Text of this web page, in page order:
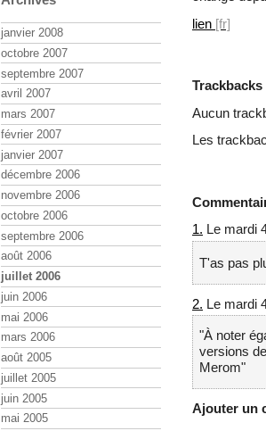
lien
Trackbacks
Aucun
Les
1. Le mardi
T'as pas
2. Le mardi
"À noter
versions
Merom"
Ajouter un
janvier 2008
octobre 2007
septembre 2007
avril 2007
mars 2007
février 2007
janvier 2007
décembre 2006
novembre 2006
octobre 2006
septembre 2006
août 2006
juillet 2006
juin 2006
mai 2006
mars 2006
août 2005
juillet 2005
juin 2005
mai 2005